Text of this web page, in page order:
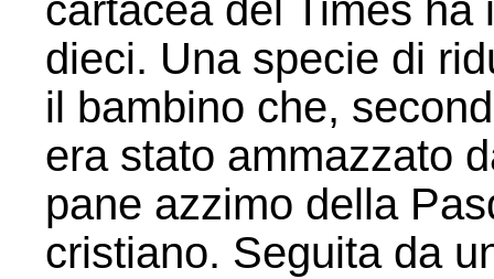
dieci. Una specie di
il bambino che,
era stato ammazzato
pane azzimo della
cristiano. Seguita da